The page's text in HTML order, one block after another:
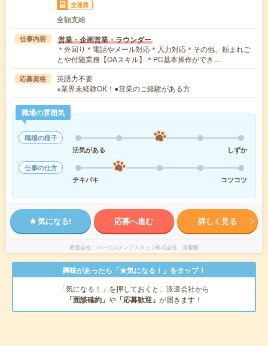
交通費
全額支給
仕事内容 営業・企画営業・ラウンダー
＊外回り＊電話やメール対応＊入力対応＊その他、頼まれご
とや付随業務【OAスキル】＊PC基本操作ができ…
応募資格
英語力不要
※業界未経験OK！●営業のご経験がある方
職場の雰囲気
職場の様子
活気がある
しずか
仕事の仕方
テキパキ
コツコツ
気になる! 応募へ進む 詳しく見る
派遣会社 パーソルテンプスタッフ株式会社 首都圏
興味があったら「★気になる！」をタップ！
「気になる！」を押しておくと、派遣会社から
「面談確約」 や 「応募歓迎」 が届きます！